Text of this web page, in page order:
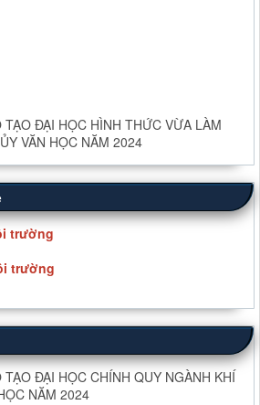
ĐẠI HỌC HÌNH THỨC VỪA LÀM
VĂN HỌC NĂM 2024
trường
trường
ĐẠI HỌC CHÍNH QUY NGÀNH KHÍ
NĂM 2024